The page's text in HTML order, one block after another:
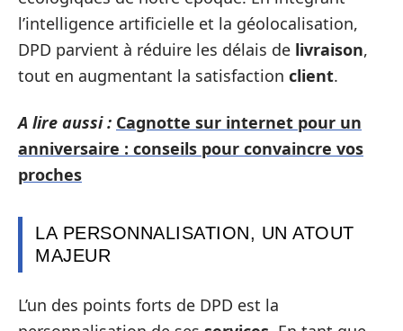
l’intelligence artificielle et la géolocalisation,
DPD parvient à réduire les délais de livraison,
tout en augmentant la satisfaction client.
A lire aussi : Cagnotte sur internet pour un
anniversaire : conseils pour convaincre vos
proches
LA PERSONNALISATION, UN ATOUT
MAJEUR
L’un des points forts de DPD est la